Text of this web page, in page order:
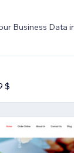
Business Data
$